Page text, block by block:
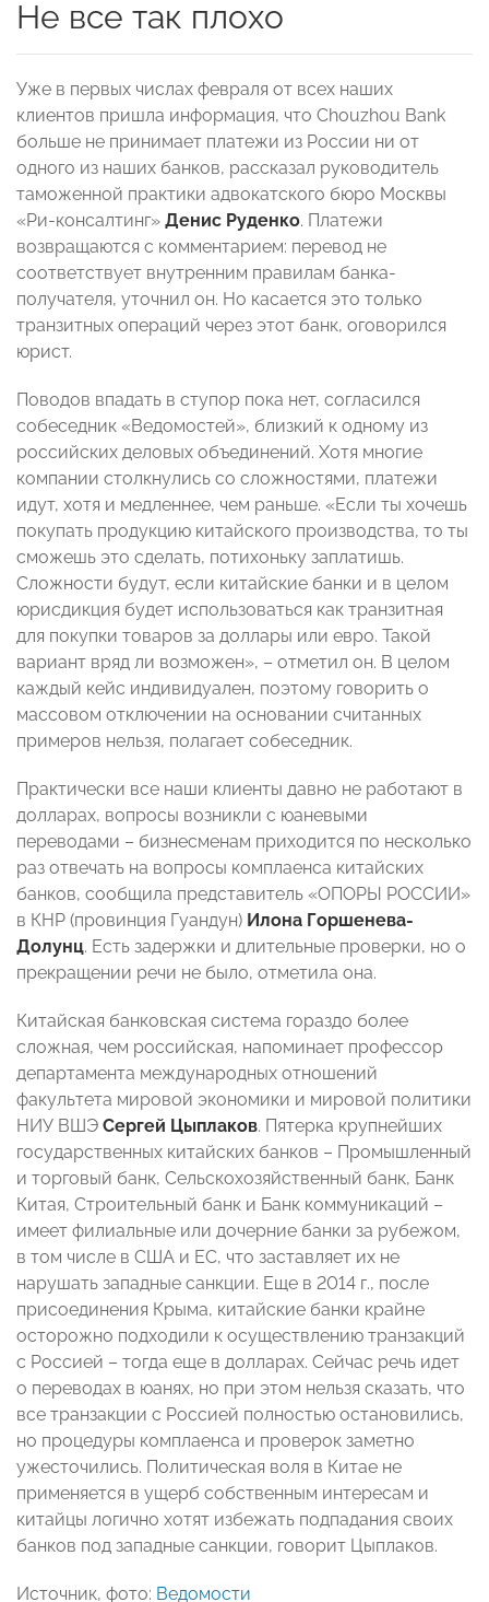
Не все так плохо
Уже в первых числах февраля от всех наших
клиентов пришла информация, что Chouzhou Bank
больше не принимает платежи из России ни от
одного из наших банков, рассказал руководитель
таможенной практики адвокатского бюро Москвы
«Ри-консалтинг» Денис Руденко. Платежи
возвращаются с комментарием: перевод не
соответствует внутренним правилам банка-
получателя, уточнил он. Но касается это только
транзитных операций через этот банк, оговорился
юрист.
Поводов впадать в ступор пока нет, согласился
собеседник «Ведомостей», близкий к одному из
российских деловых объединений. Хотя многие
компании столкнулись со сложностями, платежи
идут, хотя и медленнее, чем раньше. «Если ты хочешь
покупать продукцию китайского производства, то ты
сможешь это сделать, потихоньку заплатишь.
Сложности будут, если китайские банки и в целом
юрисдикция будет использоваться как транзитная
для покупки товаров за доллары или евро. Такой
вариант вряд ли возможен», – отметил он. В целом
каждый кейс индивидуален, поэтому говорить о
массовом отключении на основании считанных
примеров нельзя, полагает собеседник.
Практически все наши клиенты давно не работают в
долларах, вопросы возникли с юаневыми
переводами – бизнесменам приходится по несколько
раз отвечать на вопросы комплаенса китайских
банков, сообщила представитель «ОПОРЫ РОССИИ»
в КНР (провинция Гуандун) Илона Горшенева-
Долунц. Есть задержки и длительные проверки, но о
прекращении речи не было, отметила она.
Китайская банковская система гораздо более
сложная, чем российская, напоминает профессор
департамента международных отношений
факультета мировой экономики и мировой политики
НИУ ВШЭ Сергей Цыплаков. Пятерка крупнейших
государственных китайских банков – Промышленный
и торговый банк, Сельскохозяйственный банк, Банк
Китая, Строительный банк и Банк коммуникаций –
имеет филиальные или дочерние банки за рубежом,
в том числе в США и ЕС, что заставляет их не
нарушать западные санкции. Еще в 2014 г., после
присоединения Крыма, китайские банки крайне
осторожно подходили к осуществлению транзакций
с Россией – тогда еще в долларах. Сейчас речь идет
о переводах в юанях, но при этом нельзя сказать, что
все транзакции с Россией полностью остановились,
но процедуры комплаенса и проверок заметно
ужесточились. Политическая воля в Китае не
применяется в ущерб собственным интересам и
китайцы логично хотят избежать подпадания своих
банков под западные санкции, говорит Цыплаков.
Источник, фото: Ведомости